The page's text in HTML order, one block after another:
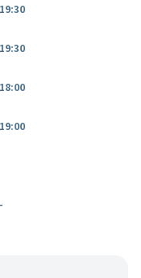
19:30
19:30
18:00
19:00
-